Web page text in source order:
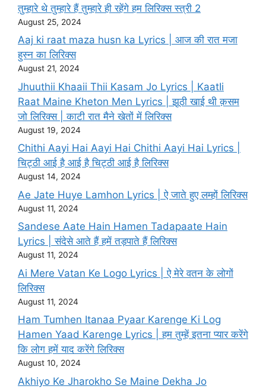
तुम्हारे थे तुम्हारे हैं तुम्हारे ही रहेंगे हम लिरिक्स स्त्री 2
August 25, 2024
Aaj ki raat maza husn ka Lyrics | आज की रात मजा
हुस्न का लिरिक्स
August 21, 2024
Jhuuthii Khaaii Thii Kasam Jo Lyrics | KaatIi
Raat Maine Kheton Men Lyrics | झूठी खाई थी क़सम
जो लिरिक्स | काटी रात मैने खेतों में लिरिक्स
August 19, 2024
Chithi Aayi Hai Aayi Hai Chithi Aayi Hai Lyrics |
चिट्ठी आई है आई है चिट्ठी आई है लिरिक्स
August 14, 2024
Ae Jate Huye Lamhon Lyrics | ऐ जाते हुए लम्हों लिरिक्स
August 11, 2024
Sandese Aate Hain Hamen Tadapaate Hain
Lyrics | संदेसे आते हैं हमें तड़पाते हैं लिरिक्स
August 11, 2024
Ai Mere Vatan Ke Logo Lyrics | ऐ मेरे वतन के लोगों
लिरिक्स
August 11, 2024
Ham Tumhen Itanaa Pyaar Karenge Ki Log
Hamen Yaad Karenge Lyrics | हम तुम्हें इतना प्यार करेंगे
कि लोग हमें याद करेंगे लिरिक्स
August 10, 2024
Akhiyo Ke Jharokho Se Maine Dekha Jo